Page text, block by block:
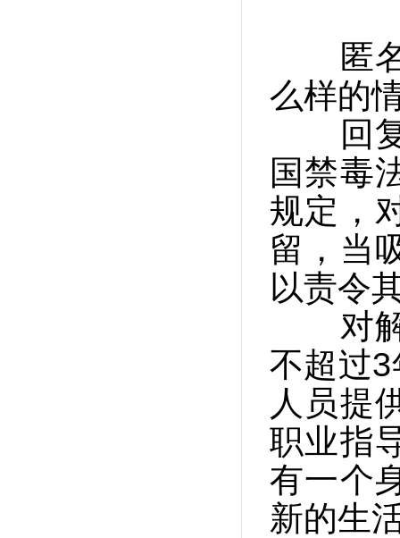
匿名
么样的
回复
国禁毒
规定，
留，当
以责令
对解
不超过
人员提
职业指
有一个
新的生